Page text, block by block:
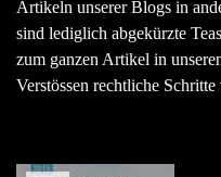
Artikeln unserer Blogs in
sind lediglich abgekürzte
zum ganzen Artikel in
Verstössen rechtliche